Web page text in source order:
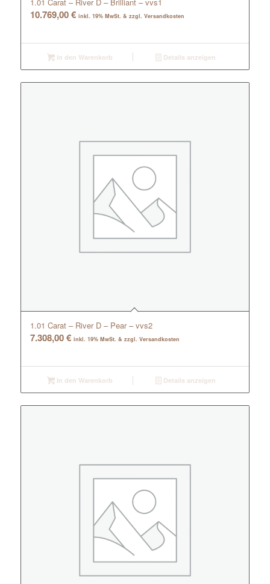
10.769,00€ inkl. 19% MwSt. & zzgl. Versandkosten
In den Warenkorb Details anzeigen
1.01 Carat – River D – Pear – vvs2
7.308,00€ inkl. 19% MwSt. & zzgl. Versandkosten
In den Warenkorb Details anzeigen